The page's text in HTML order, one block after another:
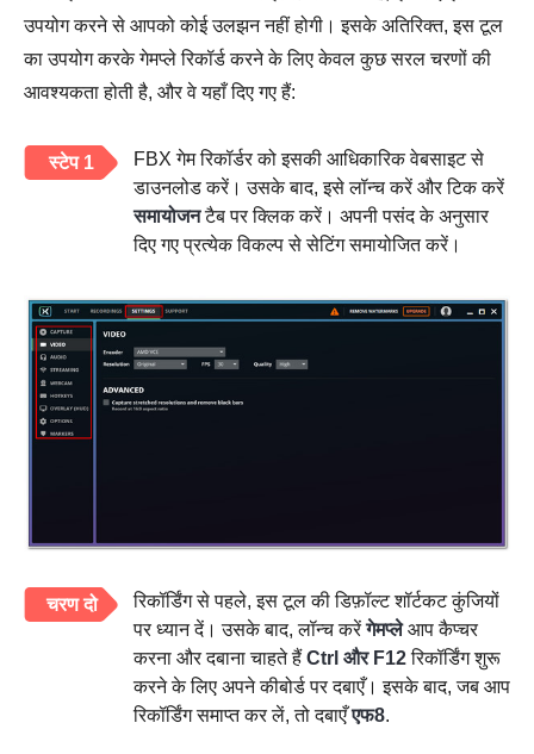
उपयोग करने से आपको कोई उलझन नहीं होगी। इसके अतिरिक्त, इस टूल
का उपयोग करके गेमप्ले रिकॉर्ड करने के लिए केवल कुछ सरल चरणों की
आवश्यकता होती है, और वे यहाँ दिए गए हैं:
स्टेप 1
FBX गेम रिकॉर्डर को इसकी आधिकारिक वेबसाइट से
डाउनलोड करें। उसके बाद, इसे लॉन्च करें और टिक करें
समायोजनटैब पर क्लिक करें। अपनी पसंद के अनुसार
दिए गए प्रत्येक विकल्प से सेटिंग समायोजित करें।
चरण दो
रिकॉर्डिंग से पहले, इस टूल की डिफ़ॉल्ट शॉर्टकट कुंजियों
पर ध्यान दें। उसके बाद, लॉन्च करेंगेमप्लेआप कैप्चर
करना और दबाना चाहते हैं Ctrl और F12रिकॉर्डिंग शुरू
करने के लिए अपने कीबोर्ड पर दबाएँ। इसके बाद, जब आप
रिकॉर्डिंग समाप्त कर लें, तो दबाएँएफ8.